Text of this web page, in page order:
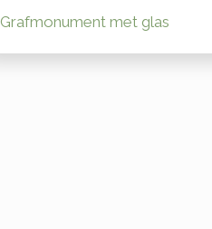
Grafmonument met glas